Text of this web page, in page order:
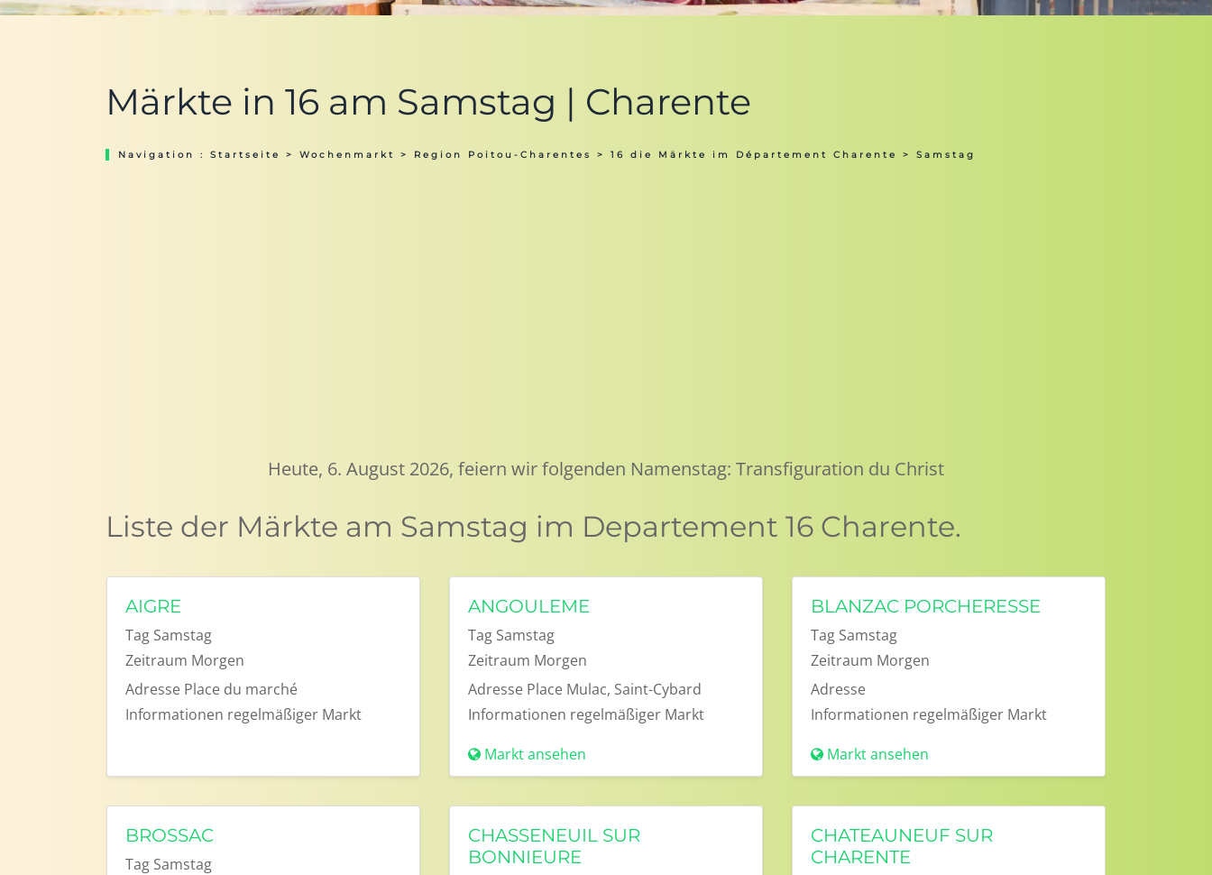
Märkte in 16 am Samstag | Charente
Navigation : Startseite > Wochenmarkt > Region Poitou-Charentes > 16 die Märkte im Département Charente > Samstag
Heute, 6. August 2026, feiern wir folgenden Namenstag: Transfiguration du Christ
Liste der Märkte am Samstag im Departement 16 Charente.
AIGRE
Tag Samstag
Zeitraum Morgen
Adresse Place du marché
Informationen regelmäßiger Markt
ANGOULEME
Tag Samstag
Zeitraum Morgen
Adresse Place Mulac, Saint-Cybard
Informationen regelmäßiger Markt
Markt ansehen
BLANZAC PORCHERESSE
Tag Samstag
Zeitraum Morgen
Adresse
Informationen regelmäßiger Markt
Markt ansehen
BROSSAC
Tag Samstag
CHASSENEUIL SUR
BONNIEURE
CHATEAUNEUF SUR
CHARENTE